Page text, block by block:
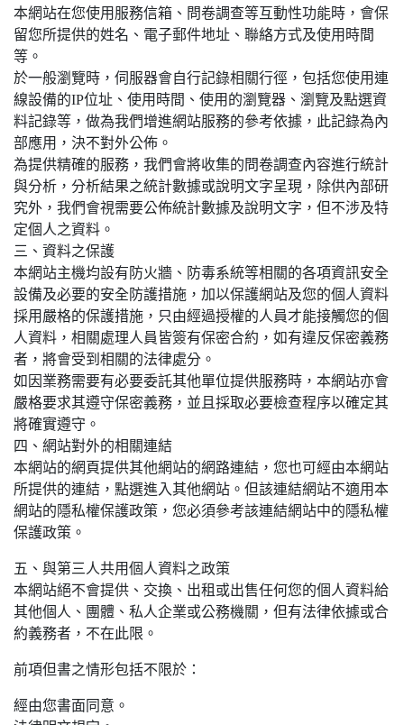
本網站在您使用服務信箱、問卷調查等互動性功能時，會保
留您所提供的姓名、電子郵件地址、聯絡方式及使用時間
等。
於一般瀏覽時，伺服器會自行記錄相關行徑，包括您使用連
線設備的IP位址、使用時間、使用的瀏覽器、瀏覽及點選資
料記錄等，做為我們增進網站服務的參考依據，此記錄為內
部應用，決不對外公佈。
為提供精確的服務，我們會將收集的問卷調查內容進行統計
與分析，分析結果之統計數據或說明文字呈現，除供內部研
究外，我們會視需要公佈統計數據及說明文字，但不涉及特
定個人之資料。
三、資料之保護
本網站主機均設有防火牆、防毒系統等相關的各項資訊安全
設備及必要的安全防護措施，加以保護網站及您的個人資料
採用嚴格的保護措施，只由經過授權的人員才能接觸您的個
人資料，相關處理人員皆簽有保密合約，如有違反保密義務
者，將會受到相關的法律處分。
如因業務需要有必要委託其他單位提供服務時，本網站亦會
嚴格要求其遵守保密義務，並且採取必要檢查程序以確定其
將確實遵守。
四、網站對外的相關連結
本網站的網頁提供其他網站的網路連結，您也可經由本網站
所提供的連結，點選進入其他網站。但該連結網站不適用本
網站的隱私權保護政策，您必須參考該連結網站中的隱私權
保護政策。
五、與第三人共用個人資料之政策
本網站絕不會提供、交換、出租或出售任何您的個人資料給
其他個人、團體、私人企業或公務機關，但有法律依據或合
約義務者，不在此限。
前項但書之情形包括不限於：
經由您書面同意。